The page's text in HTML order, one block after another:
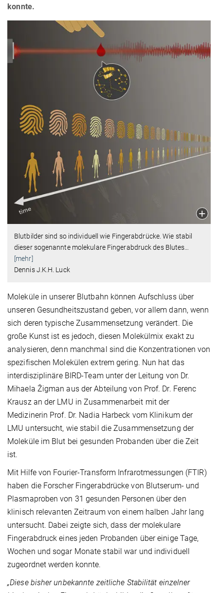
konnte.
Blutbilder sind so individuell wie Fingerabdrücke. Wie stabil
dieser sogenannte molekulare Fingerabdruck des Blutes…
[mehr]
Dennis J.K.H. Luck
Moleküle in unserer Blutbahn können Aufschluss über
unseren Gesundheitszustand geben, vor allem dann, wenn
sich deren typische Zusammensetzung verändert. Die
große Kunst ist es jedoch, diesen Molekülmix exakt zu
analysieren, denn manchmal sind die Konzentrationen von
spezifischen Molekülen extrem gering. Nun hat das
interdisziplinäre BIRD-Team unter der Leitung von Dr.
Mihaela Žigman aus der Abteilung von Prof. Dr. Ferenc
Krausz an der LMU in Zusammenarbeit mit der
Medizinerin Prof. Dr. Nadia Harbeck vom Klinikum der
LMU untersucht, wie stabil die Zusammensetzung der
Moleküle im Blut bei gesunden Probanden über die Zeit
ist.
Mit Hilfe von Fourier-Transform Infrarotmessungen (FTIR)
haben die Forscher Fingerabdrücke von Blutserum- und
Plasmaproben von 31 gesunden Personen über den
klinisch relevanten Zeitraum von einem halben Jahr lang
untersucht. Dabei zeigte sich, dass der molekulare
Fingerabdruck eines jeden Probanden über einige Tage,
Wochen und sogar Monate stabil war und individuell
zugeordnet werden konnte.
„Diese bisher unbekannte zeitliche Stabilität einzelner